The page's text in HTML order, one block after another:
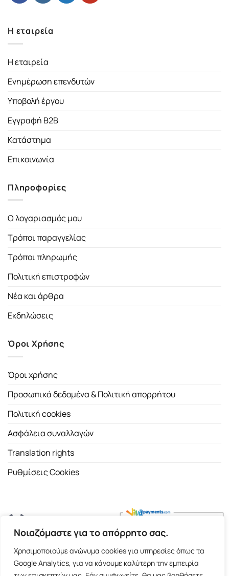
Νοιαζόμαστε για το απόρρητο σας.
Χρησιμοποιούμε ανώνυμα cookies για υπηρεσίες όπως τα
Google Analytics, για να κάνουμε καλύτερη την εμπειρία
Η εταιρεία
Η εταιρεία
Ενημέρωση επενδυτών
Υποβολή έργου
Εγγραφή B2B
Κατάστημα
Επικοινωνία
Πληροφορίες
Ο λογαριασμός μου
Τρόποι παραγγελίας
Τρόποι πληρωμής
Πολιτική επιστροφών
Νέα και άρθρα
Εκδηλώσεις
Όροι Χρήσης
Όροι χρήσης
Προσωπικά δεδομένα & Πολιτική απορρήτου
Πολιτική cookies
Ασφάλεια συναλλαγών
Translation rights
Ρυθμίσεις Cookies
Copyright 2026 ©Εκδοτικός Οίκος Α.Α. Λιβάνη| All rights
reserved.
Σόλωνος 98, 10680 Αθήνα | Τ:2103661200- F: 2103617791